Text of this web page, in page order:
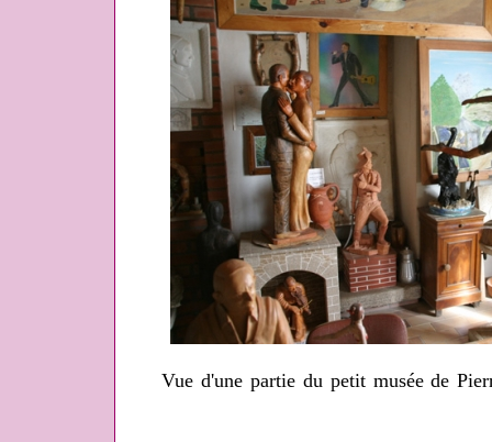
Vue d'une partie du petit musée de